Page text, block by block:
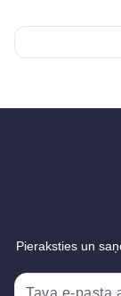
Pieraksties un